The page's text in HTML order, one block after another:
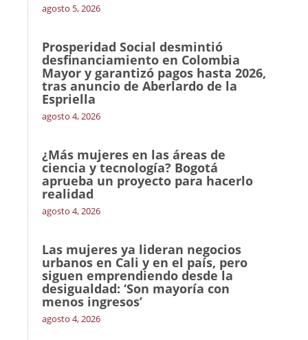
agosto 5, 2026
Prosperidad Social desmintió
desfinanciamiento en Colombia
Mayor y garantizó pagos hasta 2026,
tras anuncio de Aberlardo de la
Espriella
agosto 4, 2026
¿Más mujeres en las áreas de
ciencia y tecnología? Bogotá
aprueba un proyecto para hacerlo
realidad
agosto 4, 2026
Las mujeres ya lideran negocios
urbanos en Cali y en el país, pero
siguen emprendiendo desde la
desigualdad: ‘Son mayoría con
menos ingresos’
agosto 4, 2026